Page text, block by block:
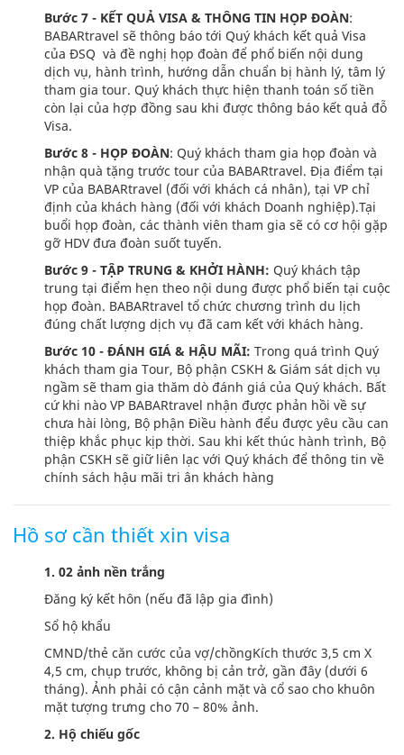
Bước 7 - KẾT QUẢ VISA & THÔNG TIN HỌP ĐOÀN:
BABARtravel sẽ thông báo tới Quý khách kết quả Visa
của ĐSQ và đề nghị họp đoàn để phổ biến nội dung
dịch vụ, hành trình, hướng dẫn chuẩn bị hành lý, tâm lý
tham gia tour. Quý khách thực hiện thanh toán số tiền
còn lại của hợp đồng sau khi được thông báo kết quả đỗ
Visa.
Bước 8 - HỌP ĐOÀN: Quý khách tham gia họp đoàn và
nhận quà tặng trước tour của BABARtravel. Địa điểm tại
VP của BABARtravel (đối với khách cá nhân), tại VP chỉ
định của khách hàng (đối với khách Doanh nghiệp).Tại
buổi họp đoàn, các thành viên tham gia sẽ có cơ hội gặp
gỡ HDV đưa đoàn suốt tuyến.
Bước 9 - TẬP TRUNG & KHỞI HÀNH: Quý khách tập
trung tại điểm hẹn theo nội dung được phổ biến tại cuộc
họp đoàn. BABARtravel tổ chức chương trình du lịch
đúng chất lượng dịch vụ đã cam kết với khách hàng.
Bước 10 - ĐÁNH GIÁ & HẬU MÃI: Trong quá trình Quý
khách tham gia Tour, Bộ phận CSKH & Giám sát dịch vụ
ngầm sẽ tham gia thăm dò đánh giá của Quý khách. Bất
cứ khi nào VP BABARtravel nhận được phản hồi về sự
chưa hài lòng, Bộ phận Điều hành đểu được yêu cầu can
thiệp khắc phục kịp thời. Sau khi kết thúc hành trình, Bộ
phận CSKH sẽ giữ liên lạc với Quý khách để thông tin về
chính sách hậu mãi tri ân khách hàng
Hồ sơ cần thiết xin visa
1. 02 ảnh nền trắng
Đăng ký kết hôn (nếu đã lập gia đình)
Sổ hộ khẩu
CMND/thẻ căn cước của vợ/chồngKích thước 3,5 cm X
4,5 cm, chụp trước, không bị cản trở, gần đây (dưới 6
tháng). Ảnh phải có cận cảnh mặt và cổ sao cho khuôn
mặt tượng trưng cho 70 – 80% ảnh.
2. Hộ chiếu gốc